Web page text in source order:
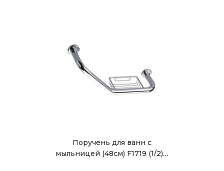
Поручень для ванн с
мыльницей (48см) F1719 (1/2)…